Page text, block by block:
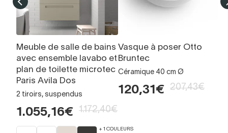
Meuble de salle de bains
avec ensemble lavabo et
plan de toilette microtec
Paris Avila Dos
2 tiroirs, suspendus
1.055,16€ 1.172,40€
+ 1 COULEURS
Vasque à poser Otto
Bruntec
Céramique 40 cm Ø
120,31€ 207,43€